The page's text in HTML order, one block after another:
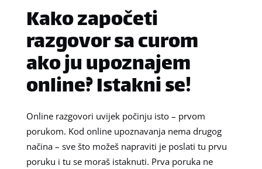
Kako započeti
razgovor sa curom
ako ju upoznajem
online? Istakni se!
Online razgovori uvijek počinju isto – prvom
porukom. Kod online upoznavanja nema drugog
načina – sve što možeš napraviti je poslati tu prvu
poruku i tu se moraš istaknuti. Prva poruka ne